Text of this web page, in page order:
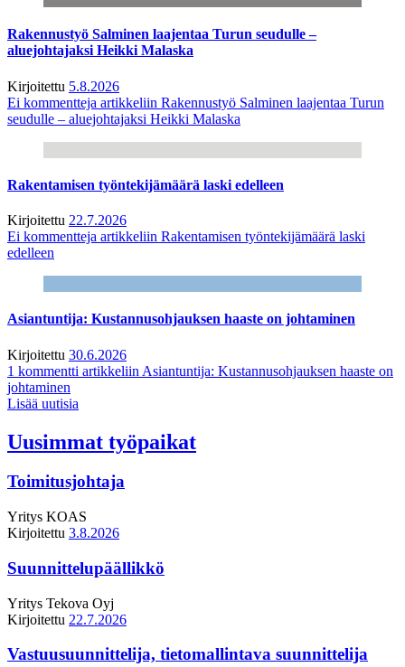
Rakennustyö Salminen laajentaa Turun seudulle –
aluejohtajaksi Heikki Malaska
Kirjoitettu 5.8.2026
Ei kommentteja artikkeliin Rakennustyö Salminen laajentaa Turun
seudulle – aluejohtajaksi Heikki Malaska
Rakentamisen työntekijämäärä laski edelleen
Kirjoitettu 22.7.2026
Ei kommentteja artikkeliin Rakentamisen työntekijämäärä laski
edelleen
Asiantuntija: Kustannusohjauksen haaste on johtaminen
Kirjoitettu 30.6.2026
1 kommentti artikkeliin Asiantuntija: Kustannusohjauksen haaste on
johtaminen
Lisää uutisia
Uusimmat työpaikat
Toimitusjohtaja
Yritys KOAS
Kirjoitettu 3.8.2026
Suunnittelupäällikkö
Yritys Tekova Oyj
Kirjoitettu 22.7.2026
Vastuusuunnittelija, tietomallintava suunnittelija